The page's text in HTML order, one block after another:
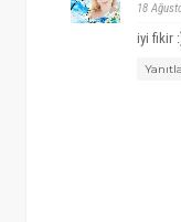
18
iyi fikir
Yanıtla